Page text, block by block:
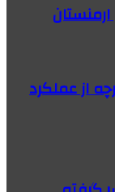
ارمنستان
از عملکرد